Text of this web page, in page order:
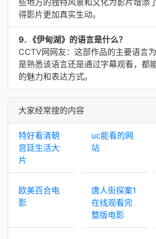
得影片更加真实生动。
9. 《伊甸湖》的语言是什么？
CCTV网网友：这部作品的主要语言
是熟悉该语言还是通过字幕观看，都
的魅力和表达方式。
大家经常搜的内容
特好看清朝
宫廷生活大
片
uc能看的网
站
欧美百合电
影
唐人街探案1
在线观看完
整版电影